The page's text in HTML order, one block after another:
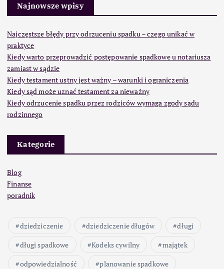
Najnowsze wpisy
Najczęstsze błędy przy odrzuceniu spadku – czego unikać w
praktyce
Kiedy warto przeprowadzić postępowanie spadkowe u notariusza
zamiast w sądzie
Kiedy testament ustny jest ważny – warunki i ograniczenia
Kiedy sąd może uznać testament za nieważny
Kiedy odrzucenie spadku przez rodziców wymaga zgody sądu
rodzinnego
Kategorie
Blog
Finanse
poradnik
dziedziczenie dziedziczenie długów
długi
długi spadkowe
Kodeks cywilny
majątek
odpowiedzialność
planowanie spadkowe